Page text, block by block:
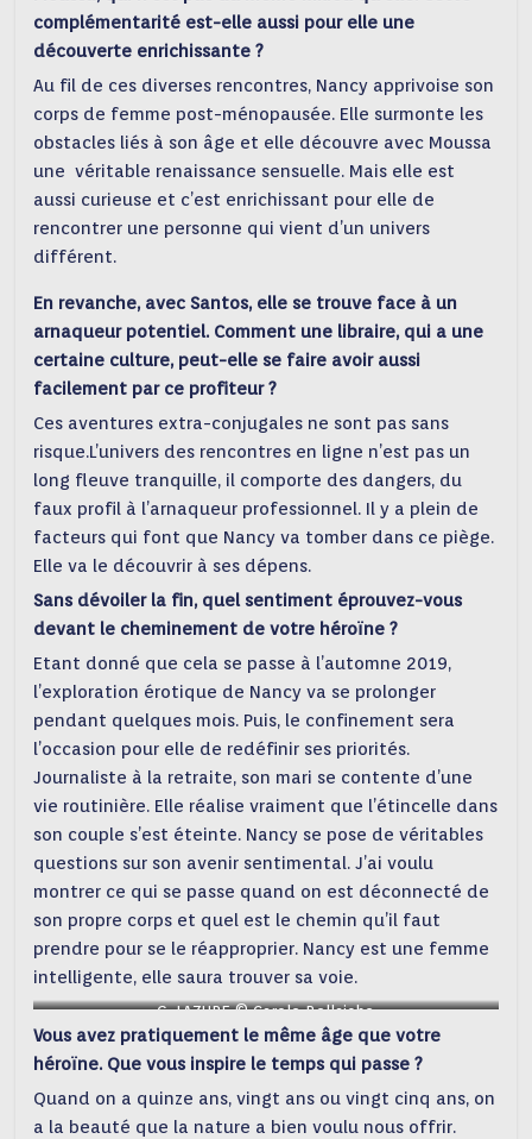
complémentarité est-elle aussi pour elle une
découverte enrichissante ?
Au fil de ces diverses rencontres, Nancy apprivoise son
corps de femme post-ménopausée. Elle surmonte les
obstacles liés à son âge et elle découvre avec Moussa
une véritable renaissance sensuelle. Mais elle est
aussi curieuse et c’est enrichissant pour elle de
rencontrer une personne qui vient d’un univers
différent.
En revanche, avec Santos, elle se trouve face à un
arnaqueur potentiel. Comment une libraire, qui a une
certaine culture, peut-elle se faire avoir aussi
facilement par ce profiteur ?
Ces aventures extra-conjugales ne sont pas sans
risque.L’univers des rencontres en ligne n’est pas un
long fleuve tranquille, il comporte des dangers, du
faux profil à l’arnaqueur professionnel. Il y a plein de
facteurs qui font que Nancy va tomber dans ce piège.
Elle va le découvrir à ses dépens.
Sans dévoiler la fin, quel sentiment éprouvez-vous
devant le cheminement de votre héroïne ?
Etant donné que cela se passe à l’automne 2019,
l’exploration érotique de Nancy va se prolonger
pendant quelques mois. Puis, le confinement sera
l’occasion pour elle de redéfinir ses priorités.
Journaliste à la retraite, son mari se contente d’une
vie routinière. Elle réalise vraiment que l’étincelle dans
son couple s’est éteinte. Nancy se pose de véritables
questions sur son avenir sentimental. J’ai voulu
montrer ce qui se passe quand on est déconnecté de
son propre corps et quel est le chemin qu’il faut
prendre pour se le réapproprier. Nancy est une femme
intelligente, elle saura trouver sa voie.
G. LAZURE © Carole Bellaiche
Vous avez pratiquement le même âge que votre
héroïne. Que vous inspire le temps qui passe ?
Quand on a quinze ans, vingt ans ou vingt cinq ans, on
a la beauté que la nature a bien voulu nous offrir.